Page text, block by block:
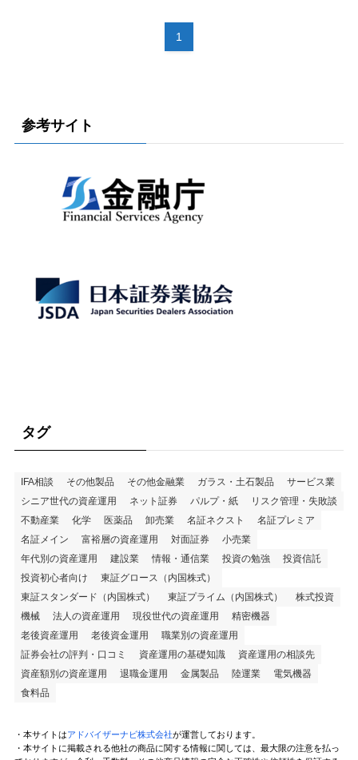
1
参考サイト
タグ
IFA相談 その他製品 その他金融業 ガラス・土石製品
サービス業
シニア世代の資産運用
ネット証券 パルプ・紙
リスク管理・失敗談
不動産業
化学 医薬品 卸売業 名証ネクスト
名証プレミア
名証メイン
富裕層の資産運用 対面証券
小売業
年代別の資産運用
建設業 情報・通信業 投資の勉強
投資信託
投資初心者向け
東証グロース（内国株式）
東証スタンダード（内国株式）
東証プライム（内国株式）
株式投資
機械
法人の資産運用 現役世代の資産運用
精密機器
老後資産運用
老後資金運用
職業別の資産運用
証券会社の評判・口コミ
資産運用の基礎知識
資産運用の相談先
資産額別の資産運用
退職金運用 金属製品 陸運業
電気機器
食料品
・本サイトはアドバイザーナビ株式会社が運営しております。
・本サイトに掲載される他社の商品に関する情報に関しては、最大限の注意を払っ